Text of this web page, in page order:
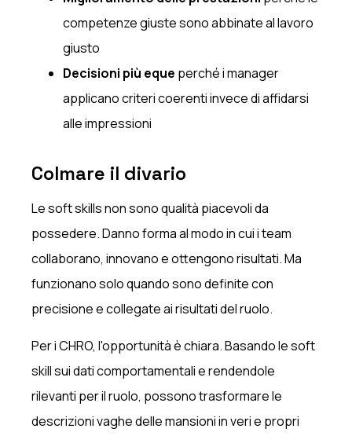
competenze giuste sono abbinate al lavoro
giusto
Decisioni più eque perché i manager
applicano criteri coerenti invece di affidarsi
alle impressioni
Colmare il divario
Le soft skills non sono qualità piacevoli da
possedere. Danno forma al modo in cui i team
collaborano, innovano e ottengono risultati. Ma
funzionano solo quando sono definite con
precisione e collegate ai risultati del ruolo.
Per i CHRO, l'opportunità è chiara. Basando le soft
skill sui dati comportamentali e rendendole
rilevanti per il ruolo, possono trasformare le
descrizioni vaghe delle mansioni in veri e propri